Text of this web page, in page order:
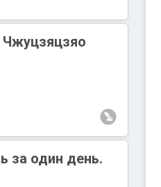
за один день.